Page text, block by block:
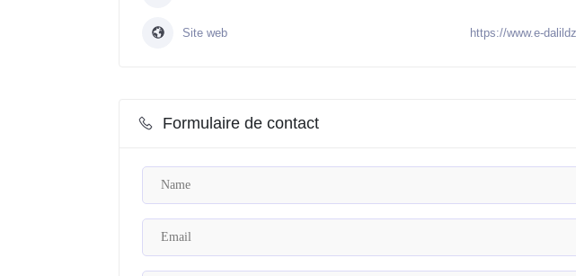
Site web https://www.e-
Formulaire de contact